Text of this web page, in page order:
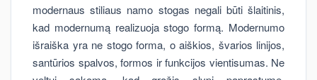
modernaus stiliaus namo stogas negali būti šlaitinis,
kad modernumą realizuoja stogo formą. Modernumo
išraiška yra ne stogo forma, o aiškios, švarios linijos,
santūrios spalvos, formos ir funkcijos vientisumas. Ne